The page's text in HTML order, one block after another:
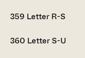
359 Letter R-S
360 Letter S-U